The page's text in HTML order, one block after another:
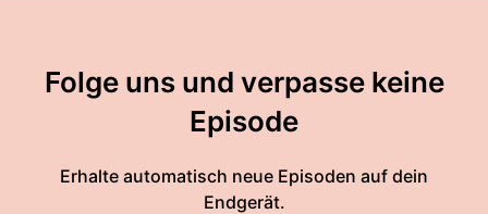
Folge uns und verpasse keine
Episode
Erhalte automatisch neue Episoden auf dein
Endgerät.